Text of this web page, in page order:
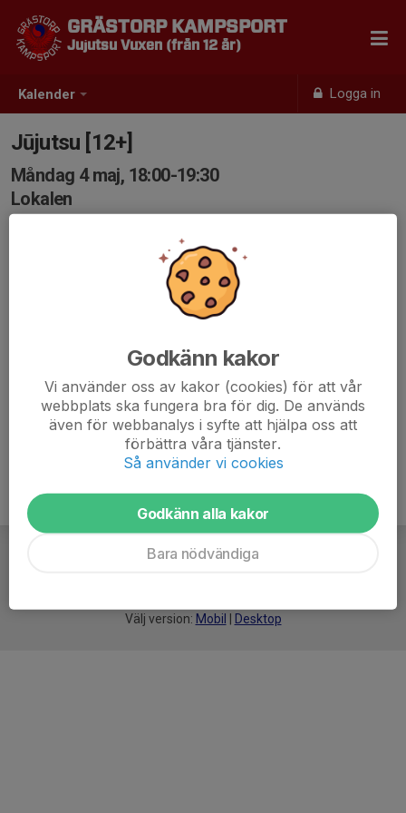
Kalender Logga in
GRÄSTORP KAMPSPORT
Jujutsu Vuxen (från 12 år)
Jūjutsu [12+]
Måndag 4 maj, 18:00-19:30
Lokalen
Välj version: Mobil Desktop
Godkänn kakor
Vi använder oss av kakor (cookies) för att vår
webbplats ska fungera bra för dig. De används
även för webbanalys i syfte att hjälpa oss att
förbättra våra tjänster.
Så använder vi cookies
Godkänn alla kakor
Bara nödvändiga